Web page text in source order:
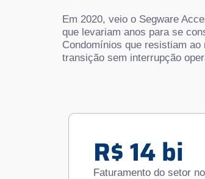
Em 2020, veio o Segware
que levariam anos para se
Condomínios que resistiam
transição sem interrupção
R$ 14 bi
Faturamento do setor no